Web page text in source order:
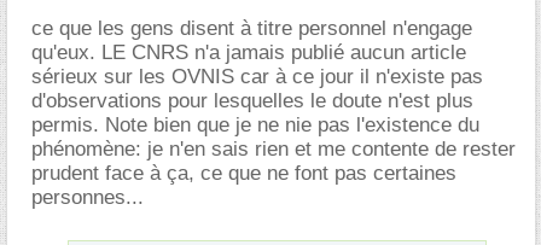
ce que les gens disent à titre personnel n'engage
qu'eux. LE CNRS n'a jamais publié aucun article
sérieux sur les OVNIS car à ce jour il n'existe pas
d'observations pour lesquelles le doute n'est plus
permis. Note bien que je ne nie pas l'existence du
phénomène: je n'en sais rien et me contente de rester
prudent face à ça, ce que ne font pas certaines
personnes...